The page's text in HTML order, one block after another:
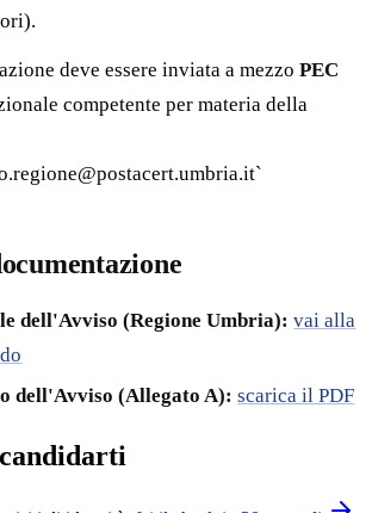
deve essere inviata a mezzo PEC
competente per materia della
dell'Avviso (Regione Umbria): vai alla
dell'Avviso (Allegato A): scarica il PDF